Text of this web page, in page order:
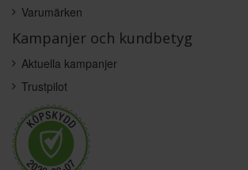
Varumärken
Kampanjer och kundbetyg
Aktuella kampanjer
Trustpilot